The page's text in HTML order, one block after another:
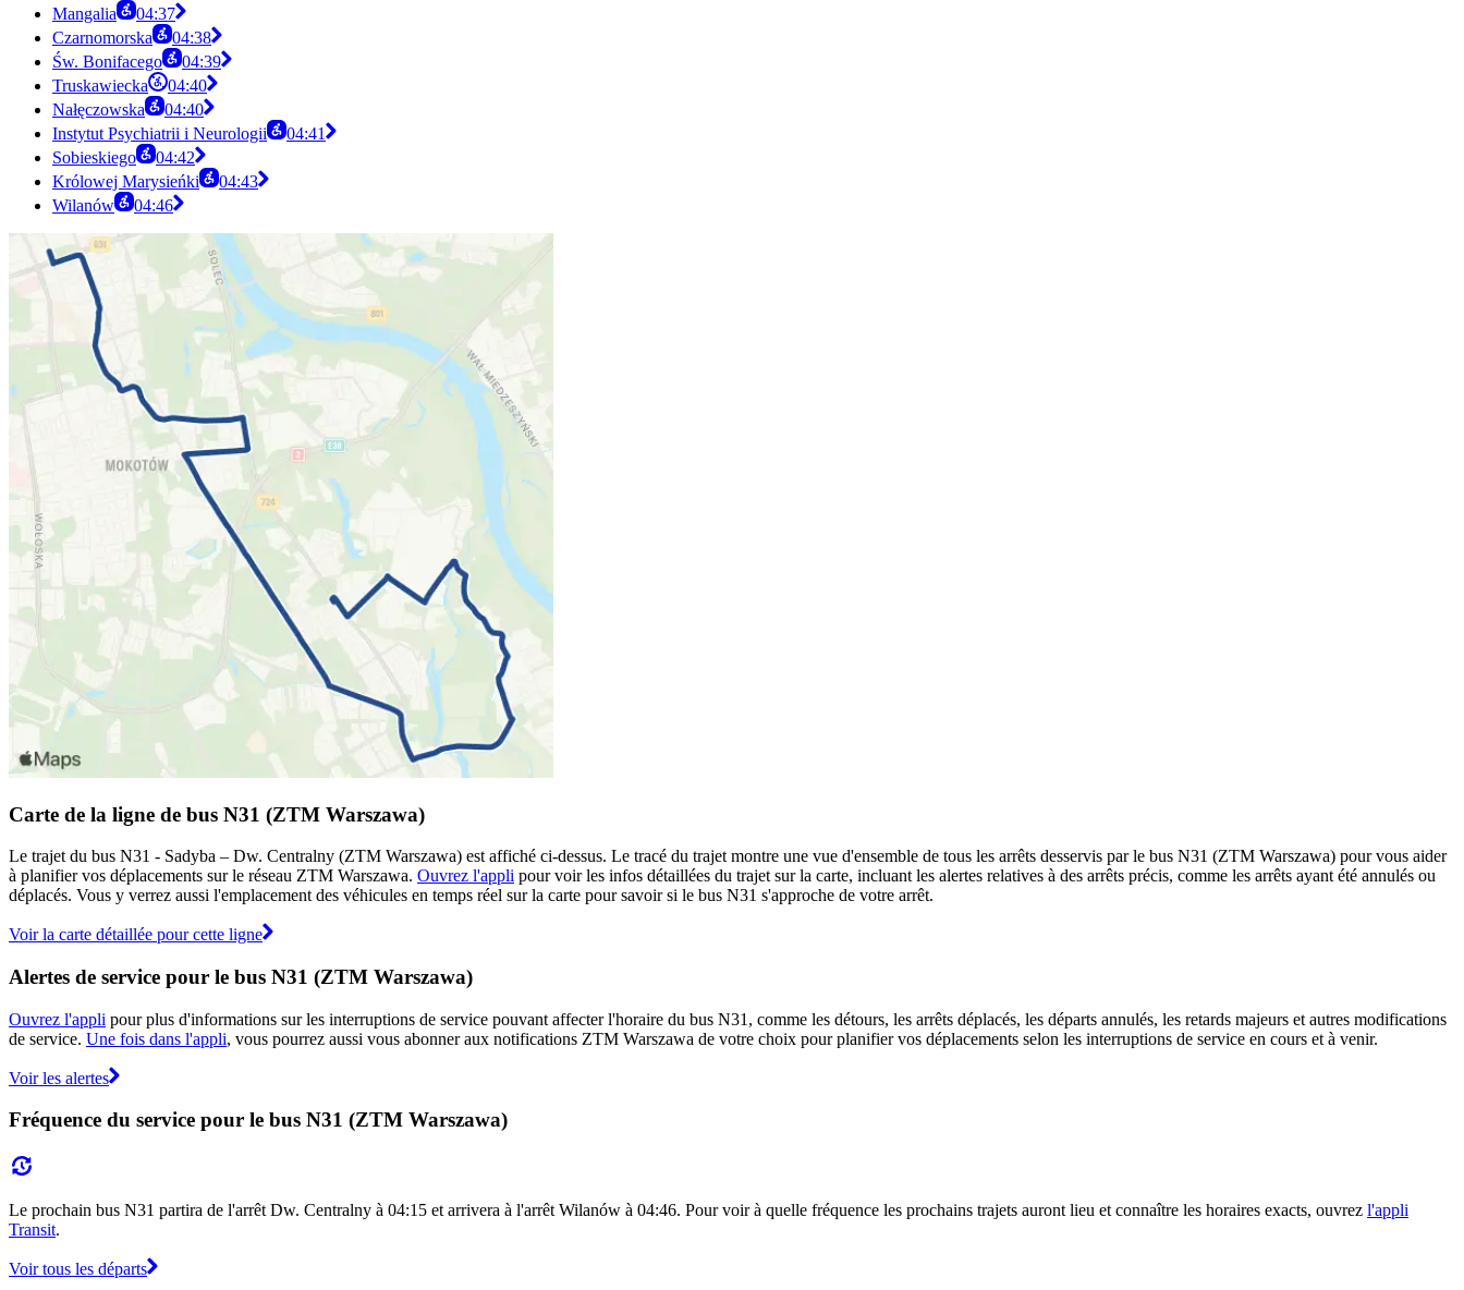
Mangalia
04:37
Czarnomorska
04:38
Św. Bonifacego
04:39
Truskawiecka
04:40
Nałęczowska
04:40
Instytut Psychiatrii i Neurologii
04:41
Sobieskiego
04:42
Królowej Marysieńki
04:43
Wilanów
04:46
Carte de la ligne de bus N31 (ZTM Warszawa)
Le trajet du bus N31 - Sadyba – Dw. Centralny (ZTM Warszawa) est affiché ci-dessus. Le tracé du trajet montre une vue d'ensemble de tous les arrêts desservis par le bus N31 (ZTM Warszawa) pour vous aider
à planifier vos déplacements sur le réseau ZTM Warszawa. Ouvrez l'appli pour voir les infos détaillées du trajet sur la carte, incluant les alertes relatives à des arrêts précis, comme les arrêts ayant été annulés ou
déplacés. Vous y verrez aussi l'emplacement des véhicules en temps réel sur la carte pour savoir si le bus N31 s'approche de votre arrêt.
Voir la carte détaillée pour cette ligne
Alertes de service pour le bus N31 (ZTM Warszawa)
Ouvrez l'appli pour plus d'informations sur les interruptions de service pouvant affecter l'horaire du bus N31, comme les détours, les arrêts déplacés, les départs annulés, les retards majeurs et autres modifications
de service. Une fois dans l'appli, vous pourrez aussi vous abonner aux notifications ZTM Warszawa de votre choix pour planifier vos déplacements selon les interruptions de service en cours et à venir.
Voir les alertes
Fréquence du service pour le bus N31 (ZTM Warszawa)
Le prochain bus N31 partira de l'arrêt Dw. Centralny à 04:15 et arrivera à l'arrêt Wilanów à 04:46. Pour voir à quelle fréquence les prochains trajets auront lieu et connaître les horaires exacts, ouvrez l'appli
Transit.
Voir tous les départs